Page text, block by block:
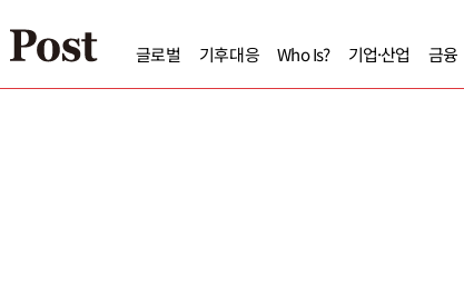
글로벌 기후대응 Who Is? 기업·산업 금융